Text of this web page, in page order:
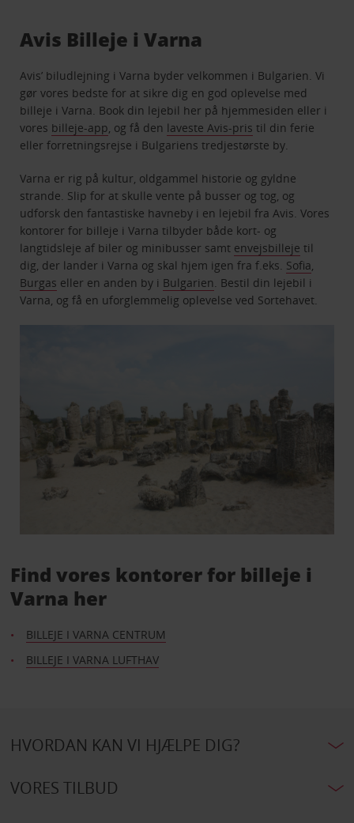
Avis Billeje i Varna
Avis’ biludlejning i Varna byder velkommen i Bulgarien. Vi
gør vores bedste for at sikre dig en god oplevelse med
billeje i Varna. Book din lejebil her på hjemmesiden eller i
vores billeje-app , og få den laveste Avis-pris til din ferie
eller forretningsrejse i Bulgariens tredjestørste by.
Varna er rig på kultur, oldgammel historie og gyldne
strande. Slip for at skulle vente på busser og tog, og
udforsk den fantastiske havneby i en lejebil fra Avis. Vores
kontorer for billeje i Varna tilbyder både kort- og
langtidsleje af biler og minibusser samt envejsbilleje til
dig, der lander i Varna og skal hjem igen fra f.eks. Sofia
Burgas eller en anden by i Bulgarien ​​​​​​​. Bestil din lejebil i
Varna, og få en uforglemmelig oplevelse ved Sortehavet.
Find vores kontorer for billeje i
Varna her
BILLEJE I VARNA CENTRUM
BILLEJE I VARNA LUFTHAV
HVORDAN KAN VI HJÆLPE DIG?
VORES TILBUD